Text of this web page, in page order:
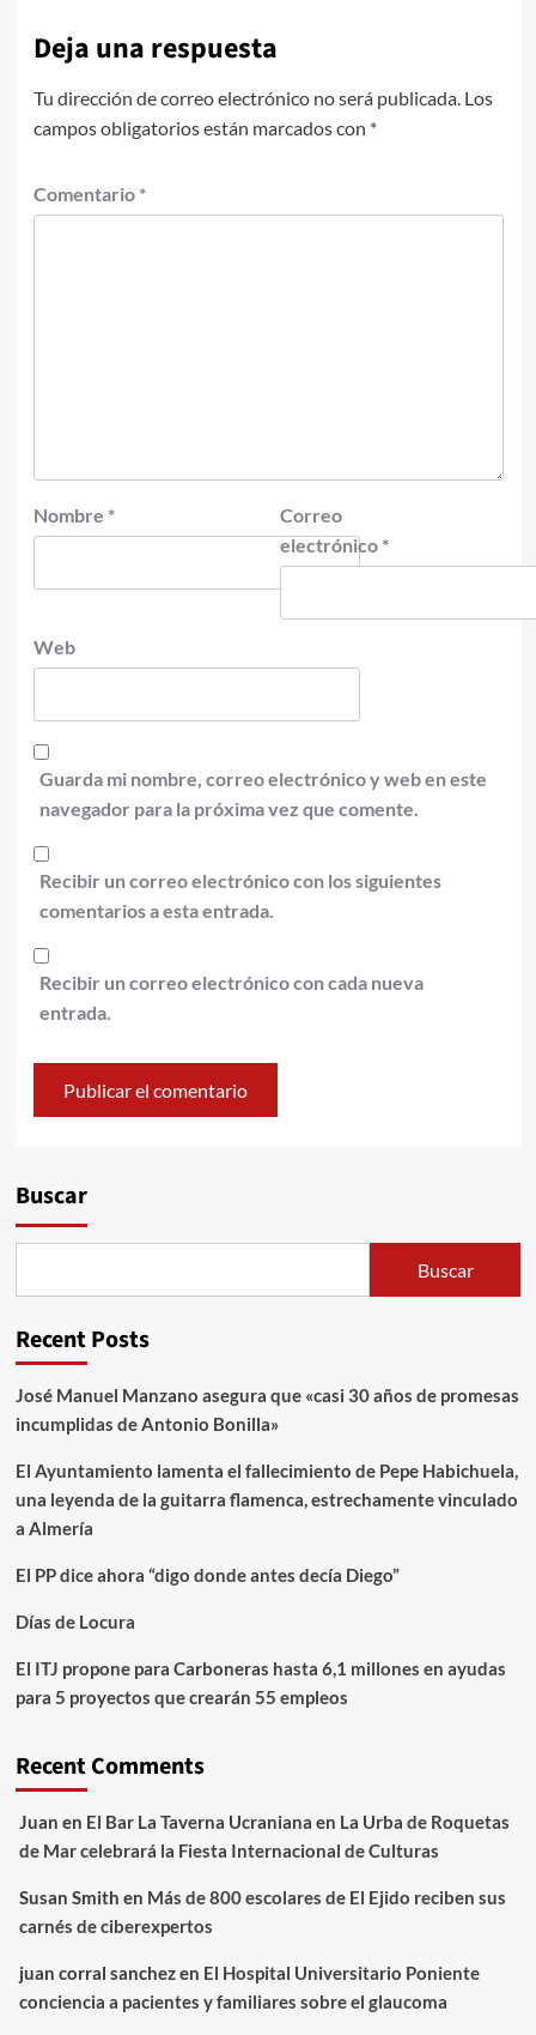
Deja una respuesta
Tu dirección de correo electrónico no será publicada. Los
campos obligatorios están marcados con *
Comentario *
Nombre *
Correo
electrónico *
Web
Guarda mi nombre, correo electrónico y web en este
navegador para la próxima vez que comente.
Recibir un correo electrónico con los siguientes
comentarios a esta entrada.
Recibir un correo electrónico con cada nueva
entrada.
Buscar
Buscar
Recent Posts
José Manuel Manzano asegura que «casi 30 años de promesas
incumplidas de Antonio Bonilla»
El Ayuntamiento lamenta el fallecimiento de Pepe Habichuela,
una leyenda de la guitarra flamenca, estrechamente vinculado
a Almería
El PP dice ahora “digo donde antes decía Diego”
Días de Locura
El ITJ propone para Carboneras hasta 6,1 millones en ayudas
para 5 proyectos que crearán 55 empleos
Recent Comments
Juan en El Bar La Taverna Ucraniana en La Urba de Roquetas
de Mar celebrará la Fiesta Internacional de Culturas
Susan Smith en Más de 800 escolares de El Ejido reciben sus
carnés de ciberexpertos
juan corral sanchezen El Hospital Universitario Poniente
conciencia a pacientes y familiares sobre el glaucoma